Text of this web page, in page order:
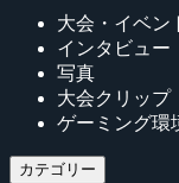
大会・イベン
インタビュー
写真
大会クリップ
ゲーミング環
カテゴリー